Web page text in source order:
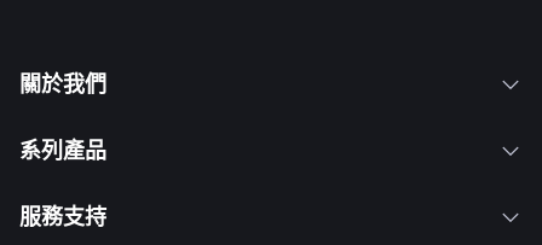
關於我們
系列產品
服務支持